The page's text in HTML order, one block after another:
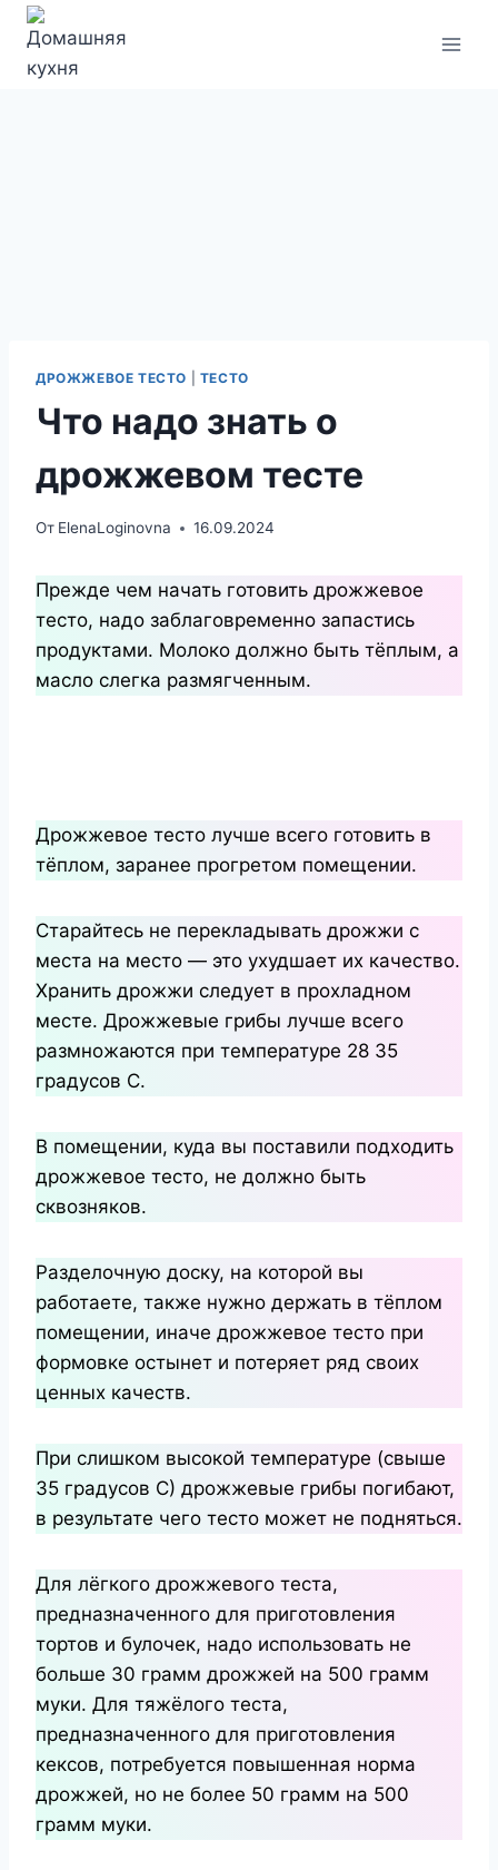
Перейти
содержимому
ДРОЖЖЕВОЕ ТЕСТО ТЕСТО
Что надо знать о
дрожжевом тесте
От ElenaLoginovna 16.09.2024
Прежде чем начать готовить дрожжевое
тесто, надо заблаговременно запастись
продуктами. Молоко должно быть тёплым, а
масло слегка размягченным.
Дрожжевое тесто лучше всего готовить в
тёплом, заранее прогретом помещении.
Старайтесь не перекладывать дрожжи с
места на место — это ухудшает их качество.
Хранить дрожжи следует в прохладном
месте. Дрожжевые грибы лучше всего
размножаются при температуре 28 35
градусов С.
В помещении, куда вы поставили подходить
дрожжевое тесто, не должно быть
сквозняков.
Разделочную доску, на которой вы
работаете, также нужно держать в тёплом
помещении, иначе дрожжевое тесто при
формовке остынет и потеряет ряд своих
ценных качеств.
При слишком высокой температуре (свыше
35 градусов С) дрожжевые грибы погибают,
в результате чего тесто может не подняться.
Для лёгкого дрожжевого теста,
предназначенного для приготовления
тортов и булочек, надо использовать не
больше 30 грамм дрожжей на 500 грамм
муки. Для тяжёлого теста,
предназначенного для приготовления
кексов, потребуется повышенная норма
дрожжей, но не более 50 грамм на 500
грамм муки.